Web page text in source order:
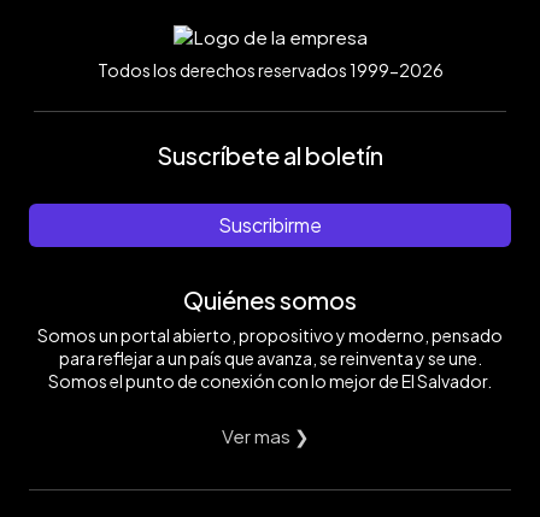
Todos los derechos reservados 1999-2026
Suscríbete al boletín
Suscribirme
Quiénes somos
Somos un portal abierto, propositivo y moderno, pensado
para reflejar a un país que avanza, se reinventa y se une.
Somos el punto de conexión con lo mejor de El Salvador.
Ver mas ❯